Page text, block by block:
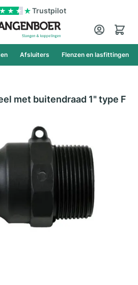
Trustpilot
Cart
Afsluiters Flenzen en lasfittingen
met buitendraad 1" type F